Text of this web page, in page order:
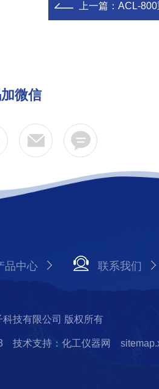
上一篇： ACL-
微信
品中心 联系我们
技有限公司 版权所有
技术支持：化工仪器网